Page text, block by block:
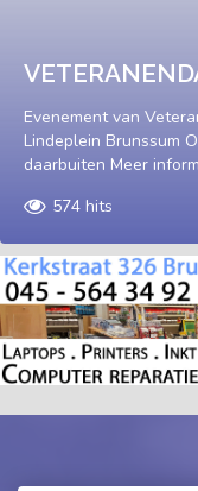
Evenement van
Lindeplein Brunssum
daarbuiten Meer
574 hits